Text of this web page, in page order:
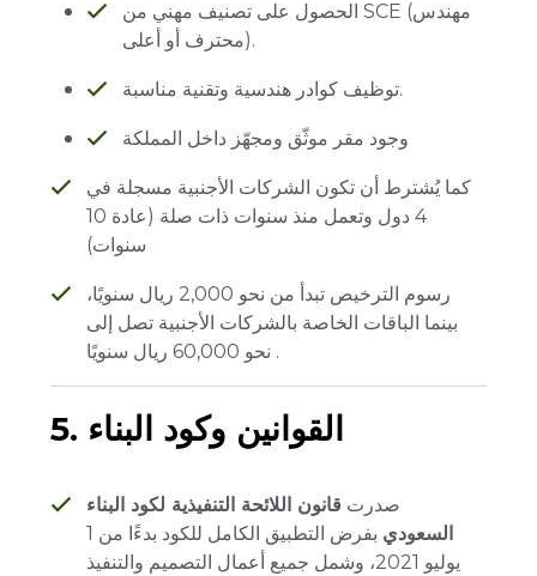
الحصول على تصنيف مهني من SCE (مهندس
محترف أو أعلى).
توظيف كوادر هندسية وتقنية مناسبة.
كما يُشترط أن تكون الشركات الأجنبية مسجلة في
4 دول وتعمل منذ سنوات ذات صلة (عادة 10
رسوم الترخيص تبدأ من نحو 2,000 ريال سنويًا،
بينما الباقات الخاصة بالشركات الأجنبية تصل إلى
نحو 60,000 ريال سنويًا .
5. القوانين وكود البناء
صدرت قانون اللائحة التنفيذية لكود البناء
السعودي
بفرض التطبيق الكامل للكود بدءًا من 1
يوليو 2021، وشمل جميع أعمال التصميم والتنفيذ